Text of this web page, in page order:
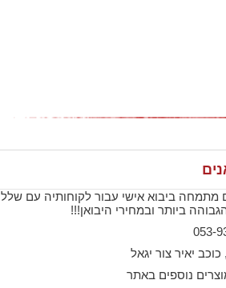
מתמחה ביבוא אישי עבור לקוחותיה עם שלל
ביותר ובמחירי היבואן!!!
053-
יאיר צור יגאל
נוספים באתר